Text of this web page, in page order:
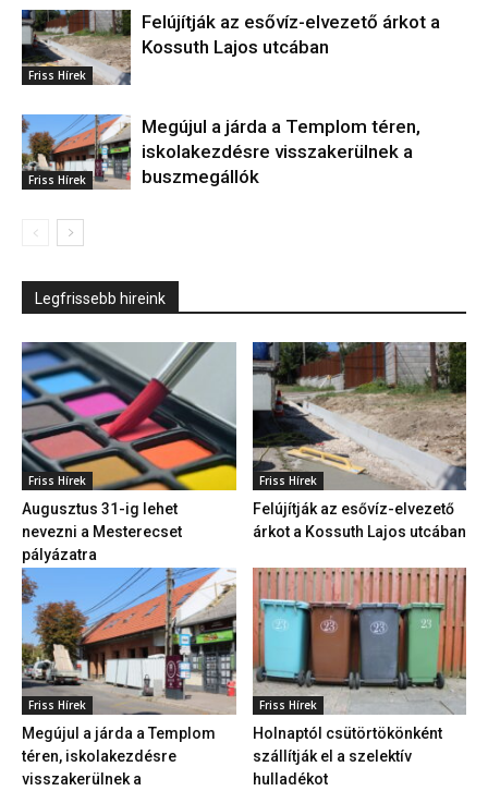
Friss Hírek
Felújítják az esővíz-elvezető árkot a
Kossuth Lajos utcában
Friss Hírek
Megújul a járda a Templom téren,
iskolakezdésre visszakerülnek a
buszmegállók
Legfrissebb hireink
Friss Hírek
Augusztus 31-ig lehet
nevezni a Mesterecset
pályázatra
Friss Hírek
Felújítják az esővíz-elvezető
árkot a Kossuth Lajos utcában
Friss Hírek
Megújul a járda a Templom
téren, iskolakezdésre
visszakerülnek a
Friss Hírek
Holnaptól csütörtökönként
szállítják el a szelektív
hulladékot